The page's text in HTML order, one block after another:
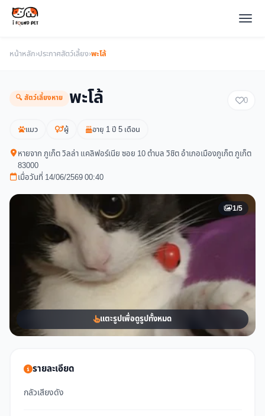
หน้าหลัก›ประกาศสัตว์เลี้ยง›พะโล้
🔍 สัตว์เลี้ยงหาย พะโล้ 0
แมว ผู้ อายุ 1 ปี 5 เดือน
หายจาก ภูเก็ต วิลล่า แคลิฟอร์เนีย ซอย 10 ตำบล วิชิต อำเภอเมืองภูเก็ต ภูเก็ต
83000
เมื่อวันที่ 14/06/2569 00:40
1/5
แตะรูปเพื่อดูรูปทั้งหมด
รายละเอียด
กลัวเสียงดัง